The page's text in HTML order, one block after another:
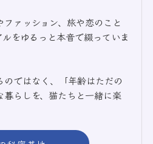
ァッション、旅や恋のこと
をゆるっと本音で綴っていま
ではなく、「年齢はただの
らしを、猫たちと一緒に楽